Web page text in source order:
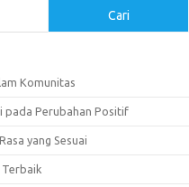
Cari
Komunitas
pada Perubahan Positif
yang Sesuai
Terbaik